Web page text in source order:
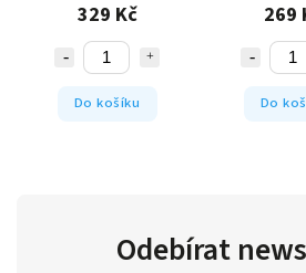
329 Kč
Do košíku
269
Do
Odebírat